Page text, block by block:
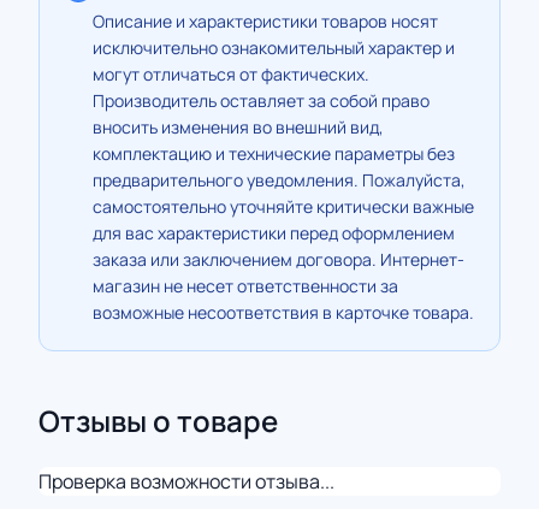
Описание и характеристики товаров носят
исключительно ознакомительный характер и
могут отличаться от фактических.
Производитель оставляет за собой право
вносить изменения во внешний вид,
комплектацию и технические параметры без
предварительного уведомления. Пожалуйста,
самостоятельно уточняйте критически важные
для вас характеристики перед оформлением
заказа или заключением договора. Интернет-
магазин не несет ответственности за
возможные несоответствия в карточке товара.
Отзывы о товаре
Проверка возможности отзыва...